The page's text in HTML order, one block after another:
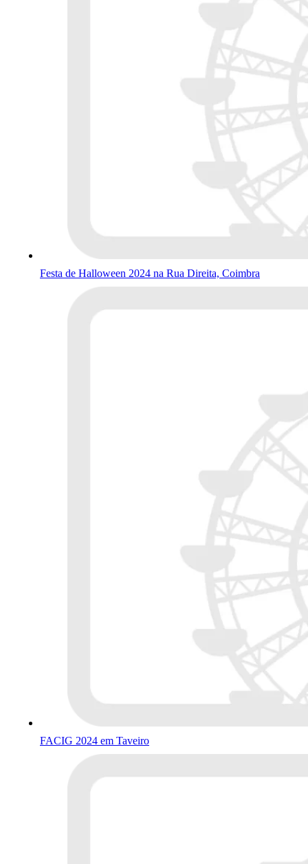
Festa de Halloween 2024 na Rua Direita, Coimbra
FACIG 2024 em Taveiro